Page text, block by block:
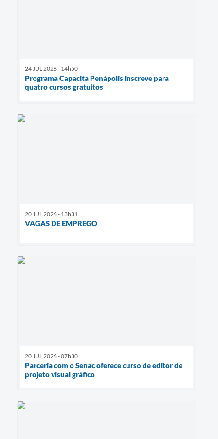
24 JUL 2026 - 14h50
Programa Capacita Penápolis inscreve para
quatro cursos gratuitos
20 JUL 2026 - 13h31
VAGAS DE EMPREGO
20 JUL 2026 - 07h30
Parceria com o Senac oferece curso de editor de
projeto visual gráfico